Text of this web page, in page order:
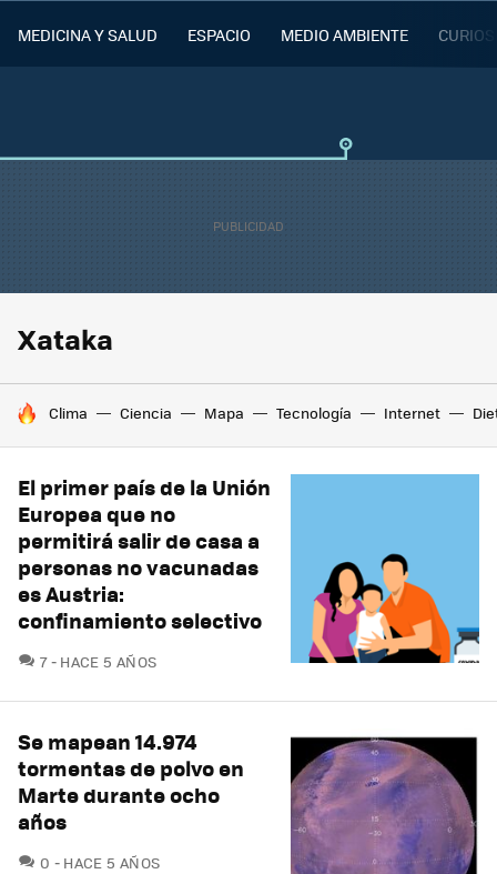
MEDICINA Y SALUD ESPACIO MEDIO AMBIENTE
Xataka
HOY SE HABLA DE
Clima Ciencia Mapa Tecnología Internet
El primer país de la Unión
Europea que no
permitirá salir de casa a
personas no vacunadas
es Austria:
confinamiento selectivo
7COMENTARIOS
HACE 5 AÑOS
Se mapean 14.974
tormentas de polvo en
Marte durante ocho
años
0 COMENTARIOS
HACE 5 AÑOS